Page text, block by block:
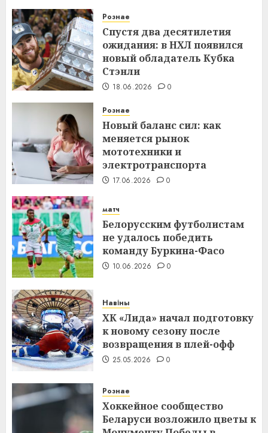
Рознае
Спустя два десятилетия
ожидания: в НХЛ появился
новый обладатель Кубка
Стэнли
18.06.2026 0
Рознае
Новый баланс сил: как
меняется рынок
мототехники и
электротранспорта
17.06.2026 0
матч
Белорусским футболистам
не удалось победить
команду Буркина-Фасо
10.06.2026 0
Навіны
ХК «Лида» начал подготовку
к новому сезону после
возвращения в плей-офф
25.05.2026 0
Рознае
Хоккейное сообщество
Беларуси возложило цветы к